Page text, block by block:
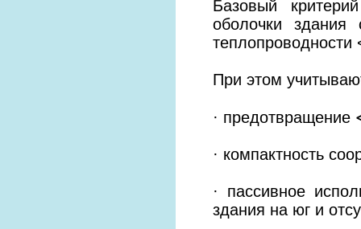
Базовый
оболочки
При этом
·
· компактность
· пассивное
здания на юг и